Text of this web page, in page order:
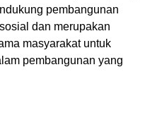
pembangunan
dan merupakan
masyarakat untuk
pembangunan yang